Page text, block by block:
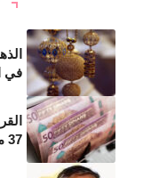
في
37 مليار دينار في الأردن